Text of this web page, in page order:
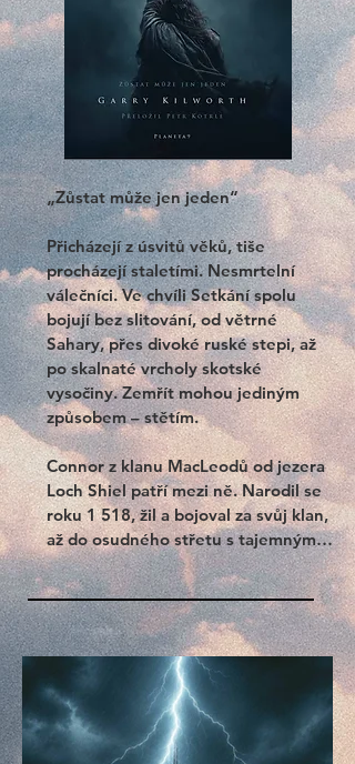
„Zůstat může jen jeden“
Přicházejí z úsvitů věků, tiše
procházejí staletími. Nesmrtelní
válečníci. Ve chvíli Setkání spolu
bojují bez slitování, od větrné
Sahary, přes divoké ruské stepi, až
po skalnaté vrcholy skotské
vysočiny. Zemřít mohou jediným
způsobem – stětím.
Connor z klanu MacLeodů od jezera
Loch Shiel patří mezi ně. Narodil se
roku 1 518, žil a bojoval za svůj klan,
až do osudného střetu s tajemným
barbarským válečníkem Kurganem.
Connor přežije nepochybně
smrtelné zrnění, ale údiv jeho klanu
se rychle změní v nenávist, a klan se
jej zřekne. Pro něj to znamená
vyhnanství, ale nikoli samotu.
Potkává Ramireze, hlavního
zeměměřiče a alchymistu Jeho
Veličenstva španělského krále. Od